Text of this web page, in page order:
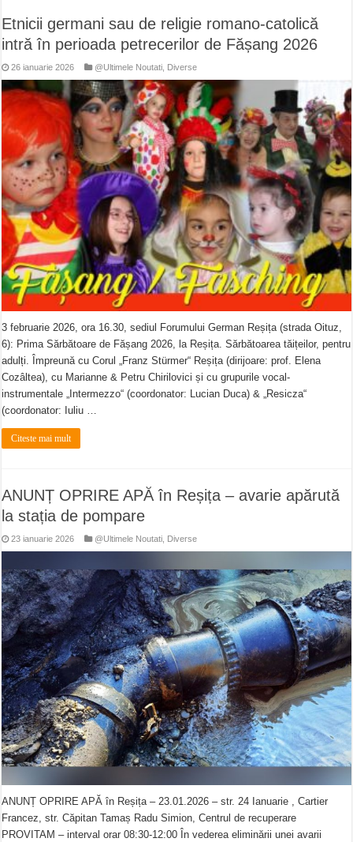
Etnicii germani sau de religie romano-catolică
intră în perioada petrecerilor de Fășang 2026
26 ianuarie 2026 @Ultimele Noutati Diverse
3 februarie 2026, ora 16.30, sediul Forumului German Reșița (strada Oituz,
6): Prima Sărbătoare de Fășang 2026, la Reșița. Sărbătoarea tăițeilor, pentru
adulți. Împreună cu Corul „Franz Stürmer“ Reșița (dirijoare: prof. Elena
Cozâltea), cu Marianne & Petru Chirilovici și cu grupurile vocal-
instrumentale „Intermezzo“ (coordonator: Lucian Duca) & „Resicza“
(coordonator: Iuliu …
Citeste mai mult
ANUNȚ OPRIRE APĂ în Reșița – avarie apărută
la stația de pompare
23 ianuarie 2026 @Ultimele Noutati Diverse
ANUNȚ OPRIRE APĂ în Reșița – 23.01.2026 – str. 24 Ianuarie , Cartier
Francez, str. Căpitan Tamaș Radu Simion, Centrul de recuperare
PROVITAM – interval orar 08:30-12:00 În vederea eliminării unei avarii